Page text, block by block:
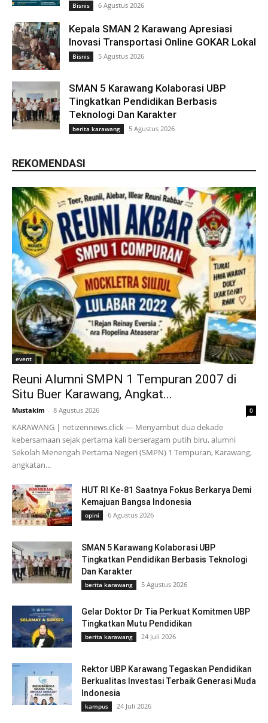
Bisnis 6 Agustus 2026
Kepala SMAN 2 Karawang Apresiasi
Inovasi Transportasi Online GOKAR Lokal
Bisnis 5 Agustus 2026
SMAN 5 Karawang Kolaborasi UBP
Tingkatkan Pendidikan Berbasis
Teknologi Dan Karakter
berita karawang 5 Agustus 2026
REKOMENDASI
event
Reuni Alumni SMPN 1 Tempuran 2007 di
Situ Buer Karawang, Angkat...
Mustakim - 8 Agustus 2026 0
KARAWANG | netizennews.click — Menyambut dua dekade
kebersamaan sejak pertama kali berseragam putih biru, alumni
Sekolah Menengah Pertama Negeri (SMPN) 1 Tempuran, Karawang,
angkatan...
HUT RI Ke-81 Saatnya Fokus Berkarya Demi
Kemajuan Bangsa Indonesia
opini 6 Agustus 2026
SMAN 5 Karawang Kolaborasi UBP
Tingkatkan Pendidikan Berbasis Teknologi
Dan Karakter
berita karawang 5 Agustus 2026
Gelar Doktor Dr Tia Perkuat Komitmen UBP
Tingkatkan Mutu Pendidikan
berita karawang 24 Juli 2026
Rektor UBP Karawang Tegaskan Pendidikan
Berkualitas Investasi Terbaik Generasi Muda
Indonesia
kampus 24 Juli 2026